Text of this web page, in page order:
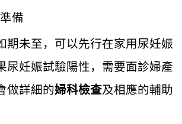
備
期未至，可以先行在家用尿妊娠
尿妊娠試驗陽性，需要面診婦產
做詳細的婦科檢查及相應的輔助